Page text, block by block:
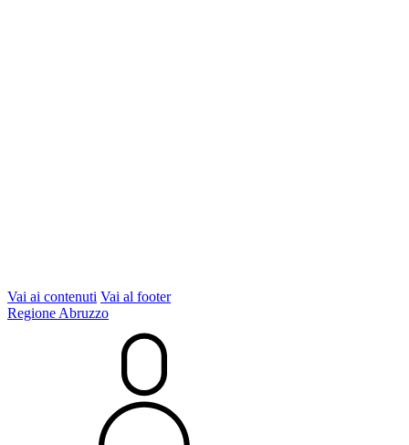
Vai ai contenuti Vai al footer
Regione Abruzzo